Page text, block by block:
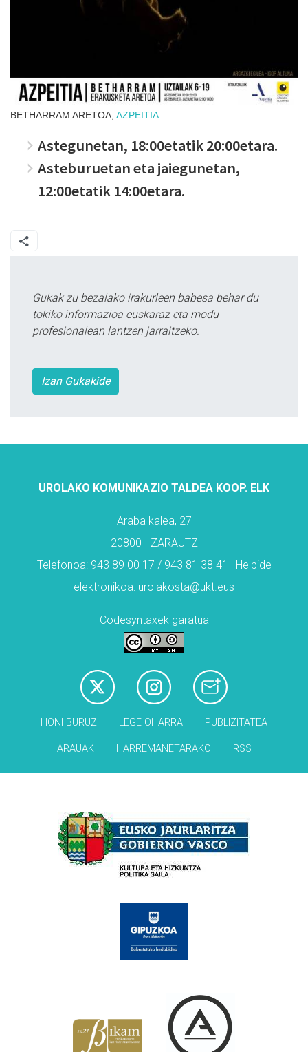
BETHARRAM ARETOA, AZPEITIA
Astegunetan, 18:00etatik 20:00etara.
Asteburuetan eta jaiegunetan,
12:00etatik 14:00etara.
Gukak zu bezalako irakurleen babesa behar du
tokiko informazioa euskaraz eta modu
profesionalean lantzen jarraitzeko.
Izan Gukakide
UROLAKO KOMUNIKAZIO TALDEA KOOP. ELK
Araba kalea, 27
20800 - ZARAUTZ
Telefonoa: 943 89 00 17 / 943 81 38 41 | Helbide
elektronikoa: urolakosta@ukt.eus
Codesyntaxek garatua
HONI BURUZ LEGE OHARRA PUBLIZITATEA
ARAUAK HARREMANETARAKO RSS